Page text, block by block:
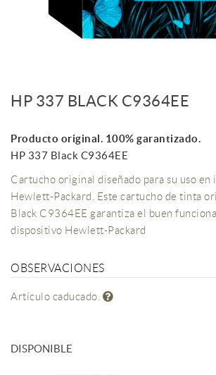
HP 337 BLACK C9364EE
Producto original. 100% garantizado.
HP 337 Black C9364EE
Cartucho original diseñado para su uso en
Hewlett-Packard. Este cartucho de tinta
Black C9364EE garantiza el buen
dispositivo Hewlett-Packard
OBSERVACIONES
Artículo caducado.
DISPONIBLE